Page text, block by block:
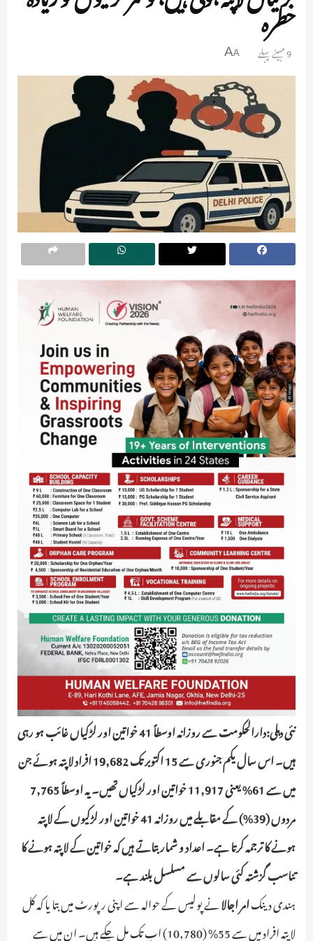
خطرہ
9 مہینے پہلے A
A
نئی دہلی:دارالحکومت سے روزانہ اوسطاً 41 خواتین اور لڑکیاں غائب ہو رہی
ہیں۔ اس سال یکم جنوری سے 15 اکتوبر تک 19,682 افراد لاپتہ ہوئے جن
میں سے 61% یعنی 11,917 خواتین اور لڑکیاں تھیں۔ یہ اوسطاً 7,765
مردوں (39%) کے مقابلے میں روزانہ 41 خواتین اور لڑکیوں کے لاپتہ
ہونے کا ترجمہ کرتا ہے۔ اعداد و شمار بتاتے ہیں کہ خواتین کے لاپتہ ہونے کا
تناسب گزشتہ کئی سالوں سے مسلسل بلند ہے۔
ہندی دینکامر اجالانے پولیس کے حوالہ سے اپنی رپورٹ میں بتا یا کہ کل
لاپتہ افراد میں سے 55% (10,780) اب تک مل چکے ہیں۔ ان میں سے